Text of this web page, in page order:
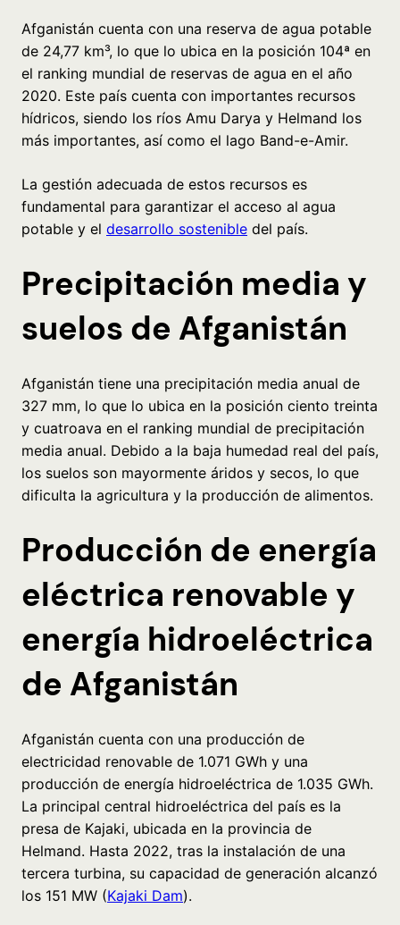
Afganistán cuenta con una reserva de agua potable
de 24,77 km³, lo que lo ubica en la posición 104ª en
el ranking mundial de reservas de agua en el año
2020. Este país cuenta con importantes recursos
hídricos, siendo los ríos Amu Darya y Helmand los
más importantes, así como el lago Band-e-Amir.
La gestión adecuada de estos recursos es
fundamental para garantizar el acceso al agua
potable y el desarrollo sostenible del país.
Precipitación media y
suelos de Afganistán
Afganistán tiene una precipitación media anual de
327 mm, lo que lo ubica en la posición ciento treinta
y cuatroava en el ranking mundial de precipitación
media anual. Debido a la baja humedad real del país,
los suelos son mayormente áridos y secos, lo que
dificulta la agricultura y la producción de alimentos.
Producción de energía
eléctrica renovable y
energía hidroeléctrica
de Afganistán
Afganistán cuenta con una producción de
electricidad renovable de 1.071 GWh y una
producción de energía hidroeléctrica de 1.035 GWh.
La principal central hidroeléctrica del país es la
presa de Kajaki, ubicada en la provincia de
Helmand. Hasta 2022, tras la instalación de una
tercera turbina, su capacidad de generación alcanzó
los 151 MW (Kajaki Dam).